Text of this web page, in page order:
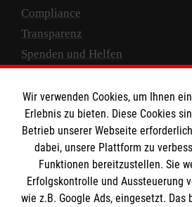
Compliance
Transparenz
Spenden und Helfen
Empfänger: Malteser Hilfsdienst
IBAN: DE10 3706 0120 1201
BIC: GENODED 1PA7
Wir verwenden Cookies, um Ihnen
Erlebnis zu bieten. Diese Cookies
Betrieb unserer Webseite
dabei, unsere Plattform zu
Funktionen bereitzustellen. Sie
Erfolgskontrolle und Aussteuerung
wie z.B. Google Ads, eingesetzt. Das